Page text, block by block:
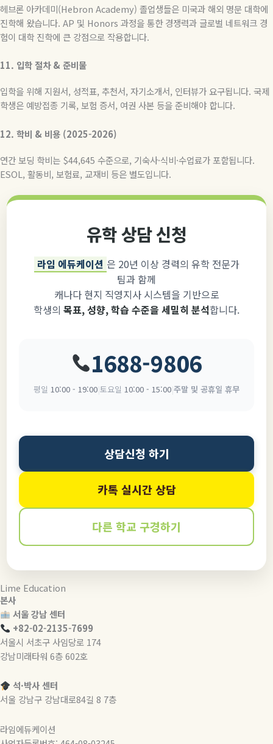
헤브론 아카데미(Hebron Academy) 졸업생들은 미국과 해외 명문 대학에
진학해 왔습니다. AP 및 Honors 과정을 통한 경쟁력과 글로벌 네트워크 경
험이 대학 진학에 큰 강점으로 작용합니다.
11. 입학절차&준비물
입학을 위해 지원서, 성적표, 추천서, 자기소개서, 인터뷰가 요구됩니다. 국제
학생은 예방접종 기록, 보험 증서, 여권 사본 등을 준비해야 합니다.
12. 학비 & 비용 (2025-2026)
연간 보딩 학비는 $44,645 수준으로, 기숙사·식비·수업료가 포함됩니다.
ESOL, 활동비, 보험료, 교재비 등은 별도입니다.
유학 상담 신청
라임 에듀케이션 은 20년 이상 경력의 유학 전문가
팀과 함께
캐나다 현지 직영지사 시스템을 기반으로
학생의 목표, 성향, 학습 수준을 세밀히 분석합니다.
1688-9806
평일 10:00 - 19:00 토요일 10:00 - 15:00 주말 및 공휴일 휴무
상담신청 하기
카톡 실시간 상담
다른 학교 구경하기
Lime Education
본사
서울 강남 센터
+82-02-2135-7699
서울시 서초구 사임당로 174
강남미래타워 6층 602호
석·박사 센터
서울 강남구 강남대로84길 8 7층
라임에듀케이션